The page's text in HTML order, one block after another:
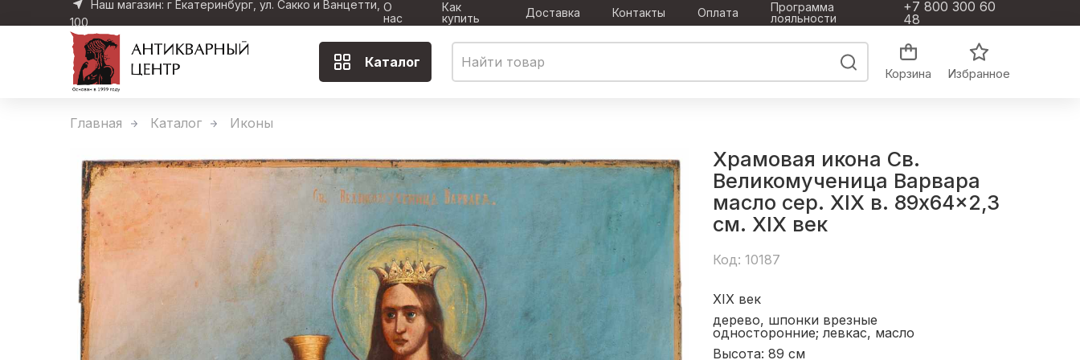
Наш магазин: г Екатеринбург, ул. Сакко и Ванцетти,
100
О
нас
Как
купить
Доставка Контакты Оплата
Программа
лояльности
+7 800 300 60
48
Каталог
Корзина Избранное
Главная Каталог Иконы
Храмовая икона Св.
Великомученица Варвара
масло сер. XIX в. 89x64x2,3
см. XIX век
Код: 10187
XIX век
дерево, шпонки врезные
односторонние; левкас, масло
Высота: 89 см